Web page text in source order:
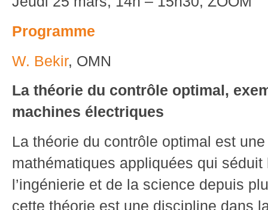
Programme
W. Bekir, OMN
La théorie du contrôle optimal,
machines électriques
La théorie du contrôle optimal est
mathématiques appliquées qui
l’ingénierie et de la science depuis
cette théorie est une discipline dans